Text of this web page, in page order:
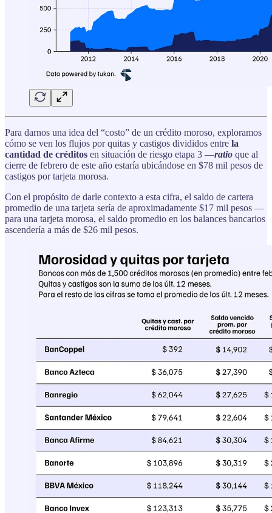
Para darnos una idea del “costo” de un crédito moroso, exploramos
cómo se ven los flujos por quitas y castigos divididos entre la
cantidad de créditos en situación de riesgo etapa 3 —ratio que al
cierre de febrero de este año estaría ubicándose en $78 mil pesos de
castigos por tarjeta morosa.
Con el propósito de darle contexto a esta cifra, el saldo de cartera
promedio de una tarjeta sería de aproximadamente $17 mil pesos —
para una tarjeta morosa, el saldo promedio en los balances bancarios
ascendería a más de $26 mil pesos.